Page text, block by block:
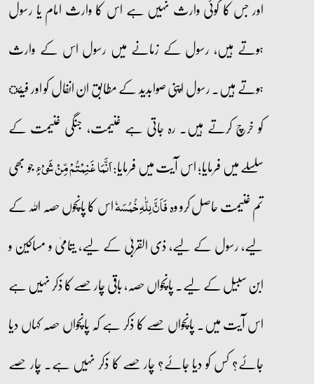
اور جس کا کوئی وارث نہیں ہے اس کا وارث امام یا رسول
ہوتے ہیں، رسول کے زمانے میں رسول اس کے وارث
ہوتے ہیں۔ رسول اپنی صوابدید کے مطابق ان انفال کو اور فیئ
کو خرچ کرتے ہیں۔ رہ جاتی ہے غنیمت، جنگی غنیمت کے
سلسلے میں فرمایا؛ اس آیت میں فرمایا:اَنَّمَا غَنِمۡتُمۡ مِّنۡ شَیۡءٍجو بھی
تم غنیمت حاصل کرو وہفَاَنَّ لِلّٰہِ خُمُسَہٗاس کا پانچوں حصہ اللہ کے
لیے، رسول کے لیے، ذی القربیٰ کے لیے، یتامیٰ و مساکین و
ابن سبیل کے لیے۔ پانچواں حصہ، باقی چار حصے کا ذکر نہیں ہے
اس آیت میں۔ پانچواں حصے کا ذکر ہے کہ پانچواں حصہ کہاں دیا
جائے؟ کس کو دیا جائے؟ چار حصے کا ذکر نہیں ہے۔ چار حصے